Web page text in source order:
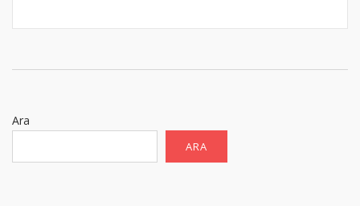
Ara
ARA